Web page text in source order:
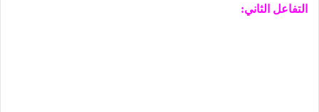
التفاعل الثاني: